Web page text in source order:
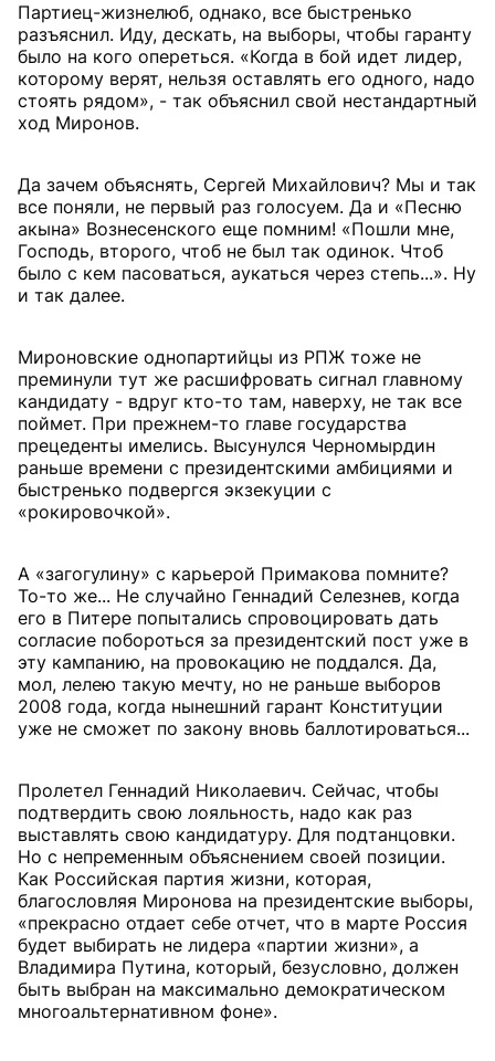
Партиец-жизнелюб, однако, все быстренько
разъяснил. Иду, дескать, на выборы, чтобы гаранту
было на кого опереться. «Когда в бой идет лидер,
которому верят, нельзя оставлять его одного, надо
стоять рядом», - так объяснил свой нестандартный
ход Миронов.
Да зачем объяснять, Сергей Михайлович? Мы и так
все поняли, не первый раз голосуем. Да и «Песню
акына» Вознесенского еще помним! «Пошли мне,
Господь, второго, чтоб не был так одинок. Чтоб
было с кем пасоваться, аукаться через степь...». Ну
и так далее.
Мироновские однопартийцы из РПЖ тоже не
преминули тут же расшифровать сигнал главному
кандидату - вдруг кто-то там, наверху, не так все
поймет. При прежнем-то главе государства
прецеденты имелись. Высунулся Черномырдин
раньше времени с президентскими амбициями и
быстренько подвергся экзекуции с
«рокировочкой».
А «загогулину» с карьерой Примакова помните?
То-то же... Не случайно Геннадий Селезнев, когда
его в Питере попытались спровоцировать дать
согласие побороться за президентский пост уже в
эту кампанию, на провокацию не поддался. Да,
мол, лелею такую мечту, но не раньше выборов
2008 года, когда нынешний гарант Конституции
уже не сможет по закону вновь баллотироваться...
Пролетел Геннадий Николаевич. Сейчас, чтобы
подтвердить свою лояльность, надо как раз
выставлять свою кандидатуру. Для подтанцовки.
Но с непременным объяснением своей позиции.
Как Российская партия жизни, которая,
благословляя Миронова на президентские выборы,
«прекрасно отдает себе отчет, что в марте Россия
будет выбирать не лидера «партии жизни», а
Владимира Путина, который, безусловно, должен
быть выбран на максимально демократическом
многоальтернативном фоне».